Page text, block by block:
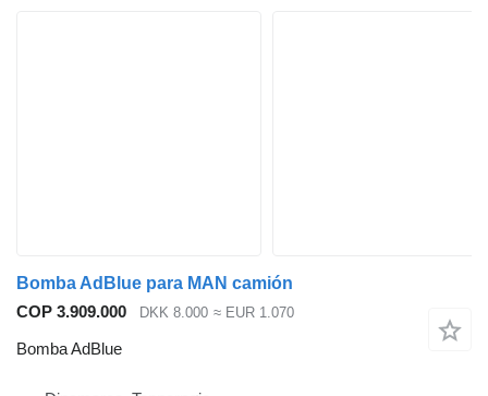
Bomba AdBlue para MAN camión
COP 3.909.000
DKK 8.000 ≈ EUR 1.070
Bomba AdBlue